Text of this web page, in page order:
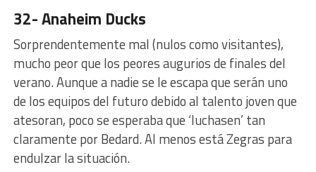
32- Anaheim Ducks
Sorprendentemente mal (nulos como visitantes),
mucho peor que los peores augurios de finales del
verano. Aunque a nadie se le escapa que serán uno
de los equipos del futuro debido al talento joven que
atesoran, poco se esperaba que ‘luchasen’ tan
claramente por Bedard. Al menos está Zegras para
endulzar la situación.